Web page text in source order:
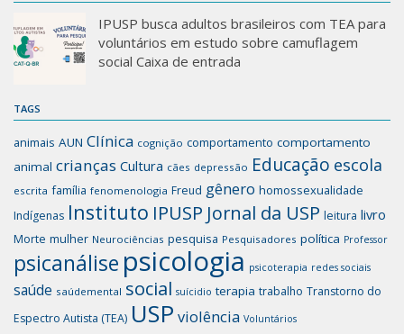
IPUSP busca adultos brasileiros com TEA para
voluntários em estudo sobre camuflagem
social Caixa de entrada
TAGS
animais AUN Clínica cognição comportamento comportamento
animal crianças Cultura cães depressão Educação escola
escrita família fenomenologia Freud gênero homossexualidade
Indígenas Instituto IPUSP Jornal da USP leitura livro
Morte mulher Neurociências pesquisa Pesquisadores política Professor
psicanálise psicologia psicoterapia redes sociais
saúde saúdemental social suícidio terapia trabalho Transtorno do
Espectro Autista (TEA) USP violência Voluntários